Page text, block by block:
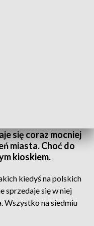
się coraz mocniej
miasta. Choć do
kioskiem.
kiedyś na polskich
sprzedaje się w niej
Wszystko na siedmiu